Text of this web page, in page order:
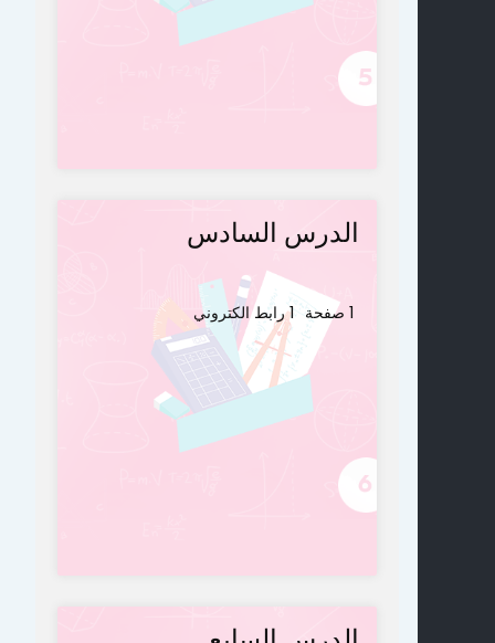
الدرس السادس
1 صفحة 1 رابط الكتروني